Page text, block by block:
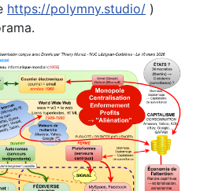
https://polymny.studio/ )